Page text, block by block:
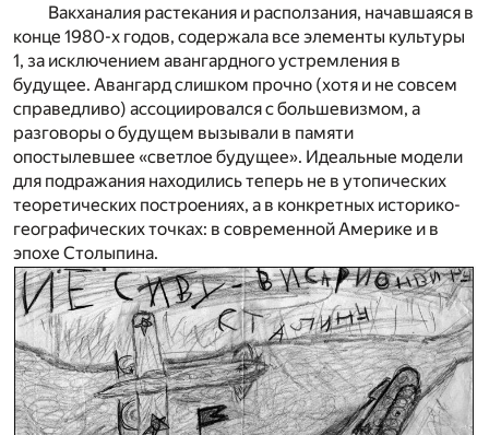
Вакханалия растекания и расползания, начавшаяся в
конце 1980-х годов, содержала все элементы культуры
1, за исключением авангардного устремления в
будущее. Авангард слишком прочно (хотя и не совсем
справедливо) ассоциировался с большевизмом, а
разговоры о будущем вызывали в памяти
опостылевшее «светлое будущее». Идеальные модели
для подражания находились теперь не в утопических
теоретических построениях, а в конкретных историко-
географических точках: в современной Америке и в
эпохе Столыпина.